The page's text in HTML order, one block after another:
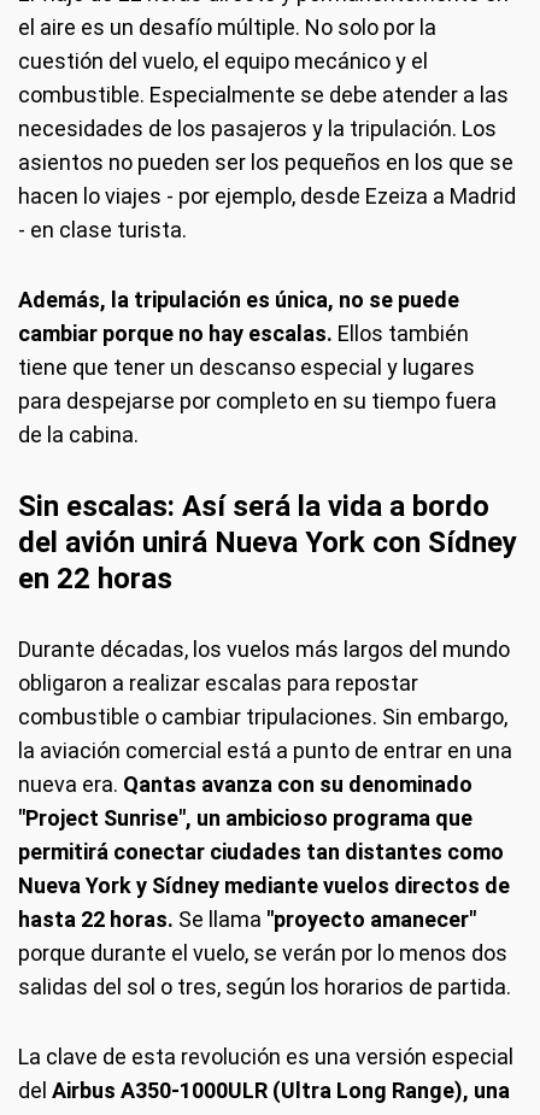
el aire es un desafío múltiple. No solo por la
cuestión del vuelo, el equipo mecánico y el
combustible. Especialmente se debe atender a las
necesidades de los pasajeros y la tripulación. Los
asientos no pueden ser los pequeños en los que se
hacen lo viajes - por ejemplo, desde Ezeiza a Madrid
- en clase turista.
Además, la tripulación es única, no se puede
cambiar porque no hay escalas. Ellos también
tiene que tener un descanso especial y lugares
para despejarse por completo en su tiempo fuera
de la cabina.
Sin escalas: Así será la vida a bordo
del avión unirá Nueva York con Sídney
en 22 horas
Durante décadas, los vuelos más largos del mundo
obligaron a realizar escalas para repostar
combustible o cambiar tripulaciones. Sin embargo,
la aviación comercial está a punto de entrar en una
nueva era. Qantas avanza con su denominado
"Project Sunrise", un ambicioso programa que
permitirá conectar ciudades tan distantes como
Nueva York y Sídney mediante vuelos directos de
hasta 22 horas. Se llama "proyecto amanecer"
porque durante el vuelo, se verán por lo menos dos
salidas del sol o tres, según los horarios de partida.
La clave de esta revolución es una versión especial
del Airbus A350-1000ULR (Ultra Long Range), una